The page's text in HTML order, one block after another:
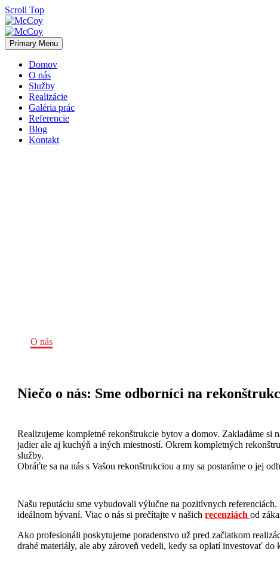
Scroll Top
Primary Menu
Domov
O nás
Služby
Realizácie
Galéria prác
Referencie
Blog
Kontakt
O nás
Niečo o nás: Sme odborníci na
Realizujeme kompletné rekonštrukcie bytov a domov. Zakladáme
jadier ale aj kuchýň a iných miestností. Okrem kompletných
služby.
Obráťte sa na nás s Vašou rekonštrukciou a my sa postaráme o jej
Našu reputáciu sme vybudovali výlučne na pozitívnych
ideálnom bývaní. Viac o nás si prečítajte v našich recenziách od
Ako profesionáli poskytujeme poradenstvo už pred začiatkom
drahé materiály, ale aby zároveň vedeli, kedy sa oplatí investovať